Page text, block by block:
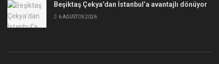
Beşiktaş Çekya’dan İstanbul’a avantajlı dönüyor
6 AĞUSTOS 2026